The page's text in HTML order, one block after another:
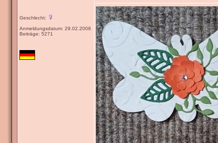
Geschlecht:
Anmeldungsdatum: 29.02.2008
Beiträge: 5271